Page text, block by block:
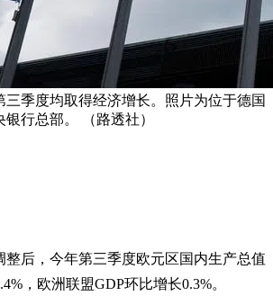
三季度均取得经济增长。照片为位于德国
行总部。 （路透社）
整后，今年第三季度欧元区国内生产总值
，欧洲联盟GDP环比增长0.3%。